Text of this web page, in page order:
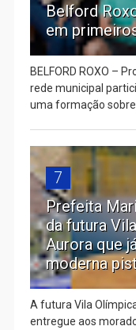
Belford
em
BELFORD ROXO –
rede municipal
uma formação sobre
7
Prefeita
da futura
Aurora que
moderna
A futura Vila
entregue aos